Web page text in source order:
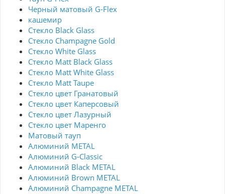
Черный матовый G-Flex
кашемир
Стекло Black Glass
Стекло Champagne Gold
Стекло White Glass
Стекло Matt Black Glass
Стекло Matt White Glass
Стекло Matt Taupe
Стекло цвет Гранатовый
Стекло цвет Каперсовый
Стекло цвет Лазурный
Стекло цвет Маренго
Матовый тауп
Алюминий METAL
Алюминий G-Classic
Алюминий Black METAL
Алюминий Brown METAL
Алюминий Champagne METAL